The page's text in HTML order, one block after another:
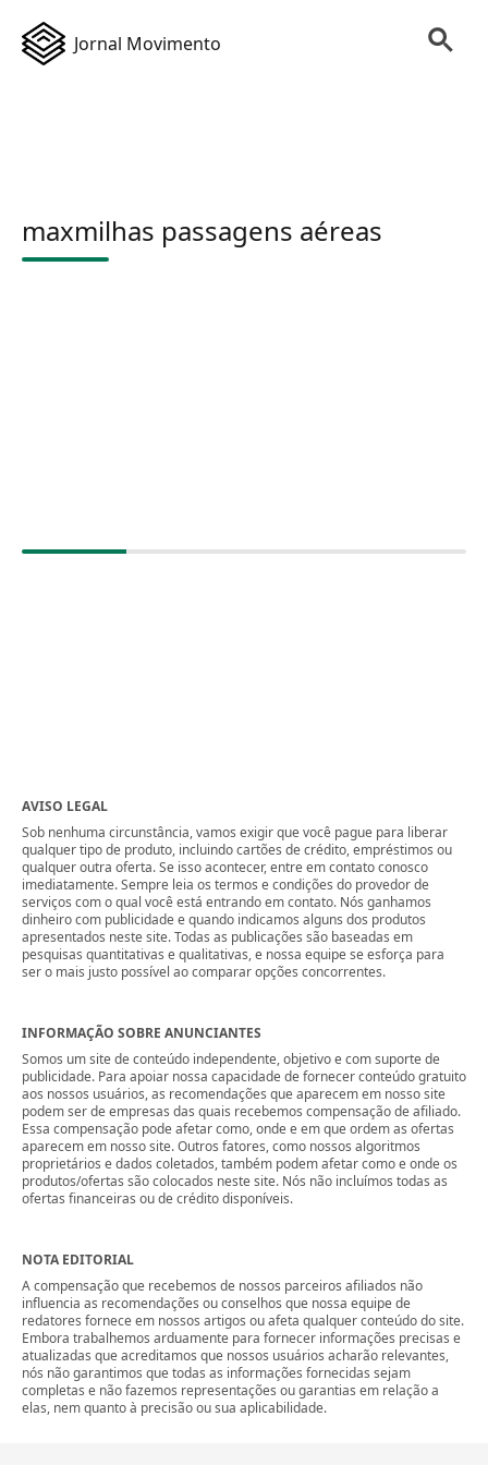
Jornal Movimento
maxmilhas passagens aéreas
AVISO LEGAL
Sob nenhuma circunstância, vamos exigir que você pague para liberar
qualquer tipo de produto, incluindo cartões de crédito, empréstimos ou
qualquer outra oferta. Se isso acontecer, entre em contato conosco
imediatamente. Sempre leia os termos e condições do provedor de
serviços com o qual você está entrando em contato. Nós ganhamos
dinheiro com publicidade e quando indicamos alguns dos produtos
apresentados neste site. Todas as publicações são baseadas em
pesquisas quantitativas e qualitativas, e nossa equipe se esforça para
ser o mais justo possível ao comparar opções concorrentes.
INFORMAÇÃO SOBRE ANUNCIANTES
Somos um site de conteúdo independente, objetivo e com suporte de
publicidade. Para apoiar nossa capacidade de fornecer conteúdo gratuito
aos nossos usuários, as recomendações que aparecem em nosso site
podem ser de empresas das quais recebemos compensação de afiliado.
Essa compensação pode afetar como, onde e em que ordem as ofertas
aparecem em nosso site. Outros fatores, como nossos algoritmos
proprietários e dados coletados, também podem afetar como e onde os
produtos/ofertas são colocados neste site. Nós não incluímos todas as
ofertas financeiras ou de crédito disponíveis.
NOTA EDITORIAL
A compensação que recebemos de nossos parceiros afiliados não
influencia as recomendações ou conselhos que nossa equipe de
redatores fornece em nossos artigos ou afeta qualquer conteúdo do site.
Embora trabalhemos arduamente para fornecer informações precisas e
atualizadas que acreditamos que nossos usuários acharão relevantes,
nós não garantimos que todas as informações fornecidas sejam
completas e não fazemos representações ou garantias em relação a
elas, nem quanto à precisão ou sua aplicabilidade.